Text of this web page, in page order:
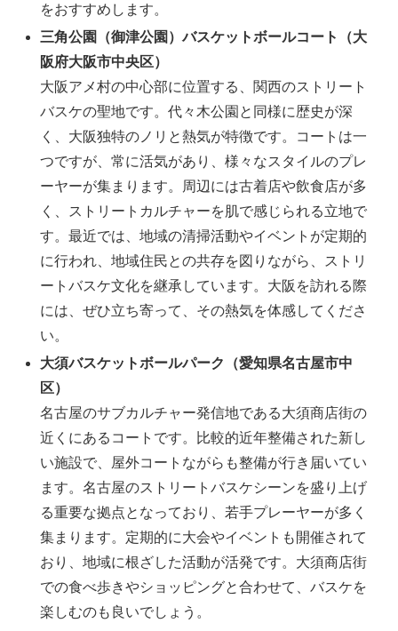
をおすすめします。
三角公園（御津公園）バスケットボールコート（大
阪府大阪市中央区）
大阪アメ村の中心部に位置する、関西のストリート
バスケの聖地です。代々木公園と同様に歴史が深
く、大阪独特のノリと熱気が特徴です。コートは一
つですが、常に活気があり、様々なスタイルのプレ
ーヤーが集まります。周辺には古着店や飲食店が多
く、ストリートカルチャーを肌で感じられる立地で
す。最近では、地域の清掃活動やイベントが定期的
に行われ、地域住民との共存を図りながら、ストリ
ートバスケ文化を継承しています。大阪を訪れる際
には、ぜひ立ち寄って、その熱気を体感してくださ
い。
大須バスケットボールパーク（愛知県名古屋市中
区）
名古屋のサブカルチャー発信地である大須商店街の
近くにあるコートです。比較的近年整備された新し
い施設で、屋外コートながらも整備が行き届いてい
ます。名古屋のストリートバスケシーンを盛り上げ
る重要な拠点となっており、若手プレーヤーが多く
集まります。定期的に大会やイベントも開催されて
おり、地域に根ざした活動が活発です。大須商店街
での食べ歩きやショッピングと合わせて、バスケを
楽しむのも良いでしょう。